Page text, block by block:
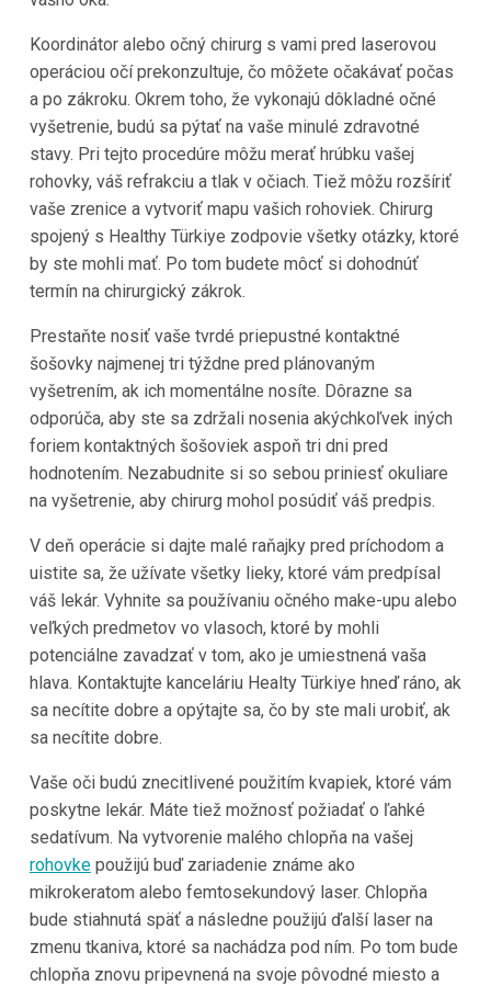
Koordinátor alebo očný chirurg s vami pred laserovou
operáciou očí prekonzultuje, čo môžete očakávať počas
a po zákroku. Okrem toho, že vykonajú dôkladné očné
vyšetrenie, budú sa pýtať na vaše minulé zdravotné
stavy. Pri tejto procedúre môžu merať hrúbku vašej
rohovky, váš refrakciu a tlak v očiach. Tiež môžu rozšíriť
vaše zrenice a vytvoriť mapu vašich rohoviek. Chirurg
spojený s Healthy Türkiye zodpovie všetky otázky, ktoré
by ste mohli mať. Po tom budete môcť si dohodnúť
termín na chirurgický zákrok.
Prestaňte nosiť vaše tvrdé priepustné kontaktné
šošovky najmenej tri týždne pred plánovaným
vyšetrením, ak ich momentálne nosíte. Dôrazne sa
odporúča, aby ste sa zdržali nosenia akýchkoľvek iných
foriem kontaktných šošoviek aspoň tri dni pred
hodnotením. Nezabudnite si so sebou priniesť okuliare
na vyšetrenie, aby chirurg mohol posúdiť váš predpis.
V deň operácie si dajte malé raňajky pred príchodom a
uistite sa, že užívate všetky lieky, ktoré vám predpísal
váš lekár. Vyhnite sa používaniu očného make-upu alebo
veľkých predmetov vo vlasoch, ktoré by mohli
potenciálne zavadzať v tom, ako je umiestnená vaša
hlava. Kontaktujte kanceláriu Healty Türkiye hneď ráno, ak
sa necítite dobre a opýtajte sa, čo by ste mali urobiť, ak
sa necítite dobre.
Vaše oči budú znecitlivené použitím kvapiek, ktoré vám
poskytne lekár. Máte tiež možnosť požiadať o ľahké
sedatívum. Na vytvorenie malého chlopňa na vašej
rohovkepoužijú buď zariadenie známe ako
mikrokeratom alebo femtosekundový laser. Chlopňa
bude stiahnutá späť a následne použijú ďalší laser na
zmenu tkaniva, ktoré sa nachádza pod ním. Po tom bude
chlopňa znovu pripevnená na svoje pôvodné miesto a